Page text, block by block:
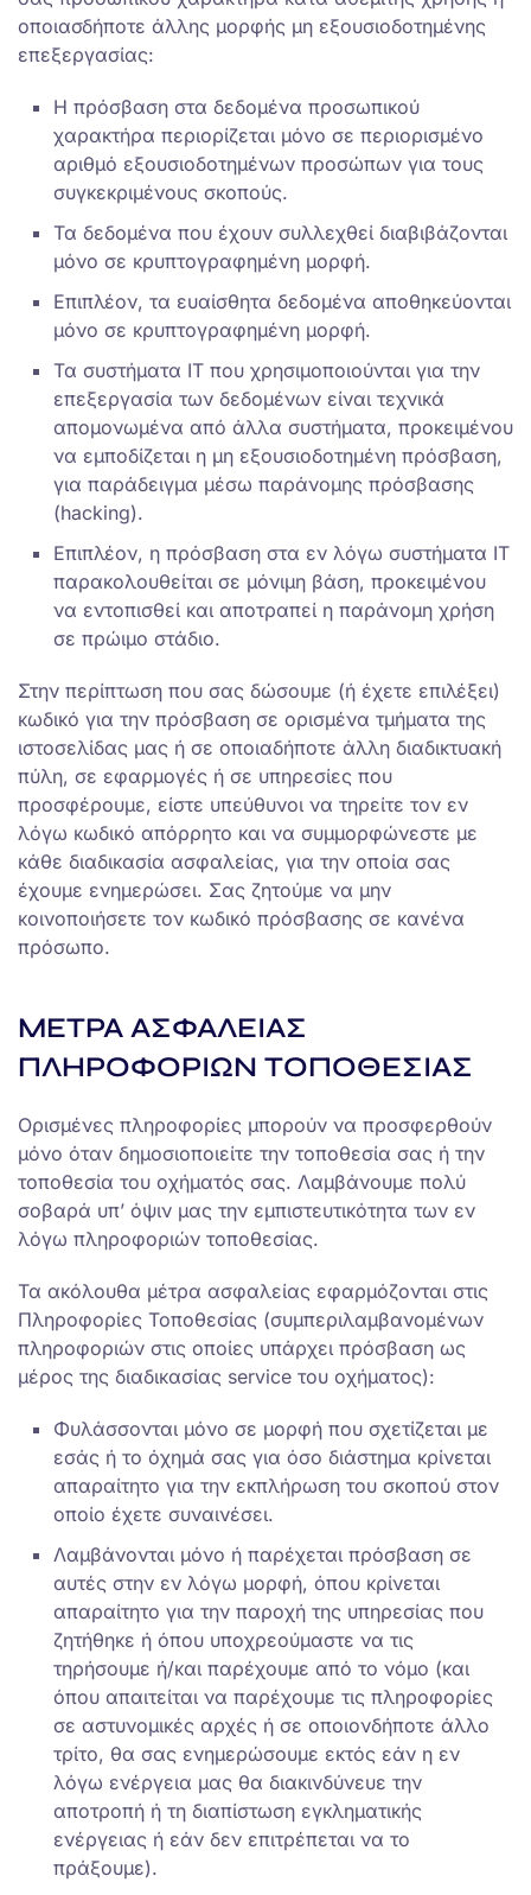
οποιασδήποτε άλλης μορφής μη εξουσιοδοτημένης
επεξεργασίας:
Η πρόσβαση στα δεδομένα προσωπικού
χαρακτήρα περιορίζεται μόνο σε περιορισμένο
αριθμό εξουσιοδοτημένων προσώπων για τους
συγκεκριμένους σκοπούς.
Τα δεδομένα που έχουν συλλεχθεί διαβιβάζονται
μόνο σε κρυπτογραφημένη μορφή.
Επιπλέον, τα ευαίσθητα δεδομένα αποθηκεύονται
μόνο σε κρυπτογραφημένη μορφή.
Τα συστήματα ΙΤ που χρησιμοποιούνται για την
επεξεργασία των δεδομένων είναι τεχνικά
απομονωμένα από άλλα συστήματα, προκειμένου
να εμποδίζεται η μη εξουσιοδοτημένη πρόσβαση,
για παράδειγμα μέσω παράνομης πρόσβασης
(hacking).
Επιπλέον, η πρόσβαση στα εν λόγω συστήματα ΙΤ
παρακολουθείται σε μόνιμη βάση, προκειμένου
να εντοπισθεί και αποτραπεί η παράνομη χρήση
σε πρώιμο στάδιο.
Στην περίπτωση που σας δώσουμε (ή έχετε επιλέξει)
κωδικό για την πρόσβαση σε ορισμένα τμήματα της
ιστοσελίδας μας ή σε οποιαδήποτε άλλη διαδικτυακή
πύλη, σε εφαρμογές ή σε υπηρεσίες που
προσφέρουμε, είστε υπεύθυνοι να τηρείτε τον εν
λόγω κωδικό απόρρητο και να συμμορφώνεστε με
κάθε διαδικασία ασφαλείας, για την οποία σας
έχουμε ενημερώσει. Σας ζητούμε να μην
κοινοποιήσετε τον κωδικό πρόσβασης σε κανένα
πρόσωπο.
ΜΕΤΡΑ ΑΣΦΑΛΕΙΑΣ
ΠΛΗΡΟΦΟΡΙΩΝ ΤΟΠΟΘΕΣΙΑΣ
Ορισμένες πληροφορίες μπορούν να προσφερθούν
μόνο όταν δημοσιοποιείτε την τοποθεσία σας ή την
τοποθεσία του οχήματός σας. Λαμβάνουμε πολύ
σοβαρά υπ’ όψιν μας την εμπιστευτικότητα των εν
λόγω πληροφοριών τοποθεσίας.
Τα ακόλουθα μέτρα ασφαλείας εφαρμόζονται στις
Πληροφορίες Τοποθεσίας (συμπεριλαμβανομένων
πληροφοριών στις οποίες υπάρχει πρόσβαση ως
μέρος της διαδικασίας service του οχήματος):
Φυλάσσονται μόνο σε μορφή που σχετίζεται με
εσάς ή το όχημά σας για όσο διάστημα κρίνεται
απαραίτητο για την εκπλήρωση του σκοπού στον
οποίο έχετε συναινέσει.
Λαμβάνονται μόνο ή παρέχεται πρόσβαση σε
αυτές στην εν λόγω μορφή, όπου κρίνεται
απαραίτητο για την παροχή της υπηρεσίας που
ζητήθηκε ή όπου υποχρεούμαστε να τις
τηρήσουμε ή/και παρέχουμε από το νόμο (και
όπου απαιτείται να παρέχουμε τις πληροφορίες
σε αστυνομικές αρχές ή σε οποιονδήποτε άλλο
τρίτο, θα σας ενημερώσουμε εκτός εάν η εν
λόγω ενέργεια μας θα διακινδύνευε την
αποτροπή ή τη διαπίστωση εγκληματικής
ενέργειας ή εάν δεν επιτρέπεται να το
πράξουμε).